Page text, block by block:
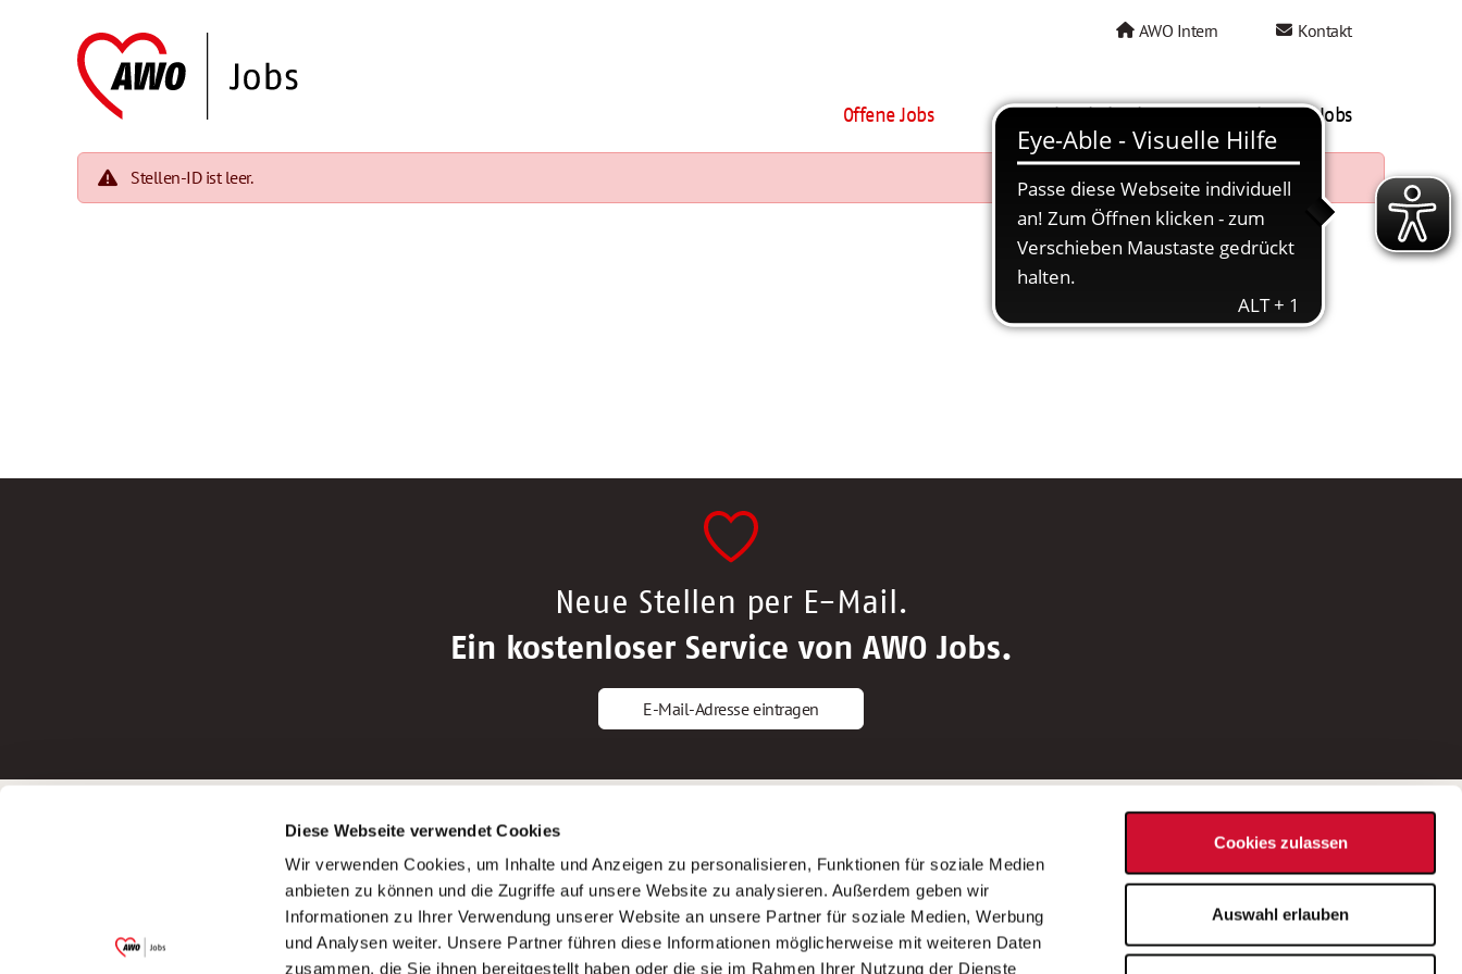
Diese Webseite verwendet Cookies
Wir verwenden Cookies, um Inhalte und Anzeigen zu personalisieren, Funktionen für soziale Medien
anbieten zu können und die Zugriffe auf unsere Website zu analysieren. Außerdem geben wir
Informationen zu Ihrer Verwendung unserer Website an unsere Partner für soziale Medien, Werbung
und Analysen weiter. Unsere Partner führen diese Informationen möglicherweise mit weiteren Daten
zusammen, die Sie ihnen bereitgestellt haben oder die sie im Rahmen Ihrer Nutzung der Dienste
Cookies zulassen
Auswahl erlauben
AWO Intern Kontakt
Offene Jobs AWO als Arbeitgeber Mein AWO Jobs
Stellen-ID ist leer.
Neue Stellen per E-Mail.
Ein kostenloser Service von AWO Jobs.
E-Mail-Adresse eintragen
Garitz Bewirtschaftungsbetriebe GmbH
(Ein Tochterunternehmen des AWO
Bezirksverbandes Unterfranken e.V.)
Bewerbungstipps
Bewerbung als Altenpfleger*in
Bewerbung als Krankenpfleger*in
Bewerbung als Altenpflegehelfer*in
Bewerbung als Erzieher*in
AWO Gliederungen nach Bundesland
Stellenangebote nach Bundesländern
Sitemap
Impressum
Datenschutz
Bei Fragen zu einer Stellenausschreibung
wenden Sie sich bitte an die*den in der
Stellenausschreibung genannte*n